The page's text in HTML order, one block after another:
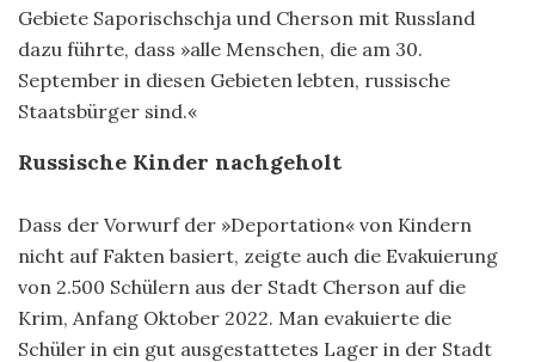
Gebiete Saporischschja und Cherson mit Russland
dazu führte, dass »alle Menschen, die am 30.
September in diesen Gebieten lebten, russische
Staatsbürger sind.«
Russische Kinder nachgeholt
Dass der Vorwurf der »Deportation« von Kindern
nicht auf Fakten basiert, zeigte auch die Evakuierung
von 2.500 Schülern aus der Stadt Cherson auf die
Krim, Anfang Oktober 2022. Man evakuierte die
Schüler in ein gut ausgestattetes Lager in der Stadt